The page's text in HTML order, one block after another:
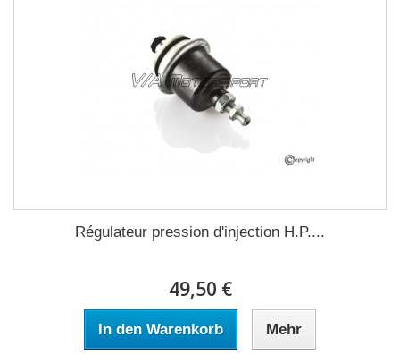
Régulateur pression d'injection H.P....
49,50 €
In den Warenkorb Mehr